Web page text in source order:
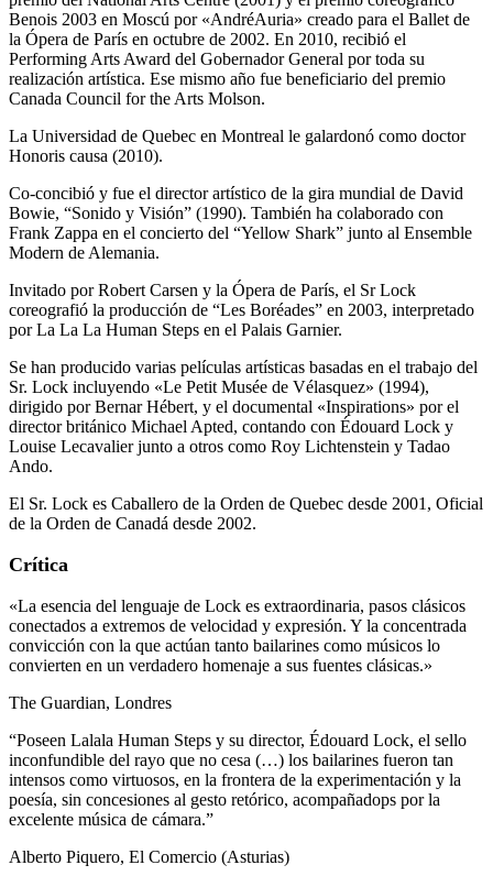
Benois 2003 en Moscú por «AndréAuria» creado para el Ballet de
la Ópera de París en octubre de 2002. En 2010, recibió el
Performing Arts Award del Gobernador General por toda su
realización artística. Ese mismo año fue beneficiario del premio
Canada Council for the Arts Molson.
La Universidad de Quebec en Montreal le galardonó como doctor
Honoris causa (2010).
Co-concibió y fue el director artístico de la gira mundial de David
Bowie, “Sonido y Visión” (1990). También ha colaborado con
Frank Zappa en el concierto del “Yellow Shark” junto al Ensemble
Modern de Alemania.
Invitado por Robert Carsen y la Ópera de París, el Sr Lock
coreografió la producción de “Les Boréades” en 2003, interpretado
por La La La Human Steps en el Palais Garnier.
Se han producido varias películas artísticas basadas en el trabajo del
Sr. Lock incluyendo «Le Petit Musée de Vélasquez» (1994),
dirigido por Bernar Hébert, y el documental «Inspirations» por el
director británico Michael Apted, contando con Édouard Lock y
Louise Lecavalier junto a otros como Roy Lichtenstein y Tadao
Ando.
El Sr. Lock es Caballero de la Orden de Quebec desde 2001, Oficial
de la Orden de Canadá desde 2002.
Crítica
«La esencia del lenguaje de Lock es extraordinaria, pasos clásicos
conectados a extremos de velocidad y expresión. Y la concentrada
convicción con la que actúan tanto bailarines como músicos lo
convierten en un verdadero homenaje a sus fuentes clásicas.»
The Guardian, Londres
“Poseen Lalala Human Steps y su director, Édouard Lock, el sello
inconfundible del rayo que no cesa (…) los bailarines fueron tan
intensos como virtuosos, en la frontera de la experimentación y la
poesía, sin concesiones al gesto retórico, acompañadops por la
excelente música de cámara.”
Alberto Piquero, El Comercio (Asturias)